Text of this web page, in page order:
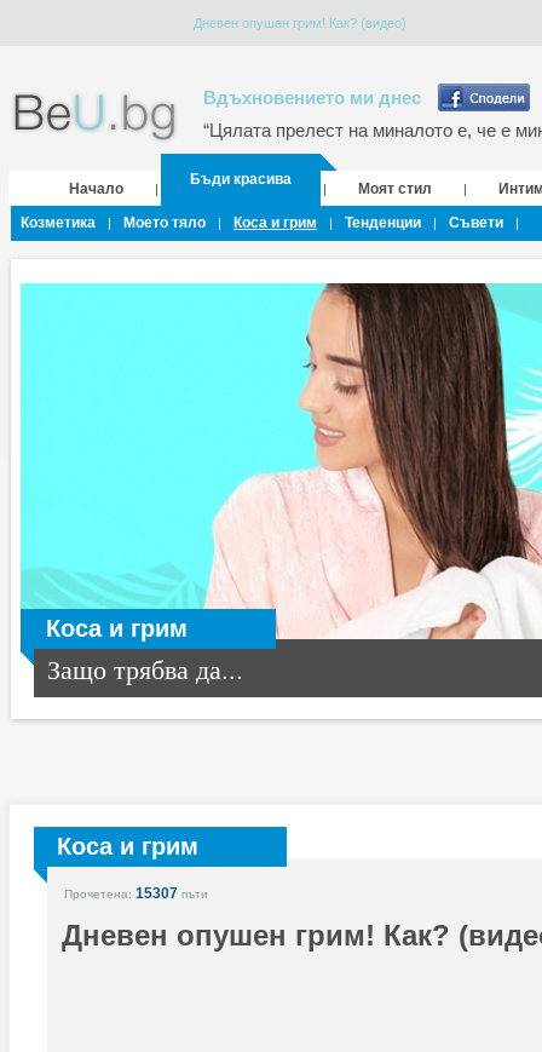
Дневен опушен грим! Как? (видео)
Вдъхновението ми днес
“Цялата прелест на миналото е, че е
Начало |
Бъди красива
| Моят стил |
Козметика
| Моето тяло | Коса и грим | Тенденции | Съвети |
Коса и грим
Защо трябва да...
Коса и грим
Прочетена: 15307 пъти
Дневен опушен грим! Как?